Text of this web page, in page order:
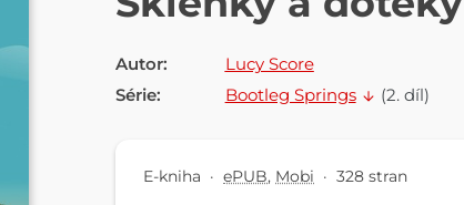
Autor:
Lucy Score
Série:
Bootleg Springs (2. díl)
E-kniha · ePUB, Mobi · 328 stran